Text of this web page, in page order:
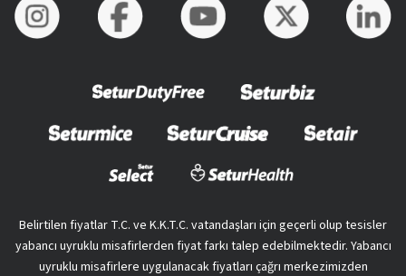
Belirtilen fiyatlar T.C. ve K.K.T.C. vatandaşları için geçerli olup tesisler
yabancı uyruklu misafirlerden fiyat farkı talep edebilmektedir. Yabancı
uyruklu misafirlere uygulanacak fiyatları çağrı merkezimizden